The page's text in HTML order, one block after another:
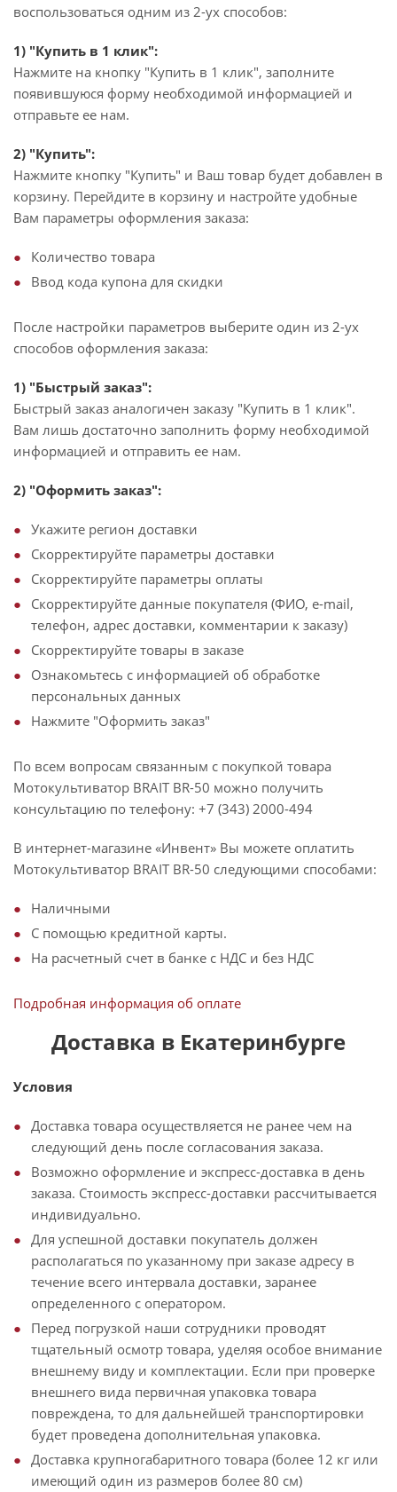
воспользоваться одним из 2-ух способов:
1) "Купить в 1 клик":
Нажмите на кнопку "Купить в 1 клик", заполните
появившуюся форму необходимой информацией и
отправьте ее нам.
2) "Купить":
Нажмите кнопку "Купить" и Ваш товар будет добавлен в
корзину. Перейдите в корзину и настройте удобные
Вам параметры оформления заказа:
Количество товара
Ввод кода купона для скидки
После настройки параметров выберите один из 2-ух
способов оформления заказа:
1) "Быстрый заказ":
Быстрый заказ аналогичен заказу "Купить в 1 клик".
Вам лишь достаточно заполнить форму необходимой
информацией и отправить ее нам.
2) "Оформить заказ":
Укажите регион доставки
Скорректируйте параметры доставки
Скорректируйте параметры оплаты
Скорректируйте данные покупателя (ФИО, e-mail,
телефон, адрес доставки, комментарии к заказу)
Скорректируйте товары в заказе
Ознакомьтесь с информацией об обработке
персональных данных
Нажмите "Оформить заказ"
По всем вопросам связанным с покупкой товара
Мотокультиватор BRAIT BR-50 можно получить
консультацию по телефону: +7 (343) 2000-494
В интернет-магазине «Инвент» Вы можете оплатить
Мотокультиватор BRAIT BR-50 следующими способами:
Наличными
С помощью кредитной карты.
На расчетный счет в банке с НДС и без НДС
Подробная информация об оплате
Доставка в Екатеринбурге
Условия
Доставка товара осуществляется не ранее чем на
следующий день после согласования заказа.
Возможно оформление и экспресс-доставка в день
заказа. Стоимость экспресс-доставки рассчитывается
индивидуально.
Для успешной доставки покупатель должен
располагаться по указанному при заказе адресу в
течение всего интервала доставки, заранее
определенного с оператором.
Перед погрузкой наши сотрудники проводят
тщательный осмотр товара, уделяя особое внимание
внешнему виду и комплектации. Если при проверке
внешнего вида первичная упаковка товара
повреждена, то для дальнейшей транспортировки
будет проведена дополнительная упаковка.
Доставка крупногабаритного товара (более 12 кг или
имеющий один из размеров более 80 см)